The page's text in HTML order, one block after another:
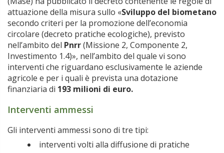
attuazione della misura sullo «Sviluppo del biometano
secondo criteri per la promozione dell’economia
circolare (decreto pratiche ecologiche), previsto
nell’ambito del Pnrr(Missione 2, Componente 2,
Investimento 1.4)», nell’ambito del quale vi sono
interventi che riguardano esclusivamente le aziende
agricole e per i quali è prevista una dotazione
finanziaria di 193 milioni di euro.
Interventi ammessi
Gli interventi ammessi sono di tre tipi:
interventi volti alla diffusione di pratiche